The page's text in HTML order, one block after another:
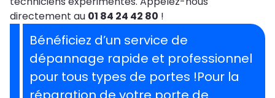
directement au 01 84 24 42 80 !
Bénéficiez d’un service de
dépannage rapide et professionnel
pour tous types de portes !Pour la